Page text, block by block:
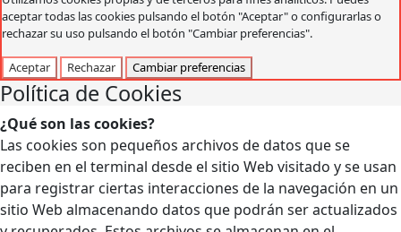
aceptar todas las cookies pulsando el botón "Aceptar" o configurarlas o
rechazar su uso pulsando el botón "Cambiar preferencias".
Aceptar Rechazar Cambiar preferencias
Política de Cookies
¿Qué son las cookies?
Las cookies son pequeños archivos de datos que se
reciben en el terminal desde el sitio Web visitado y se usan
para registrar ciertas interacciones de la navegación en un
sitio Web almacenando datos que podrán ser actualizados